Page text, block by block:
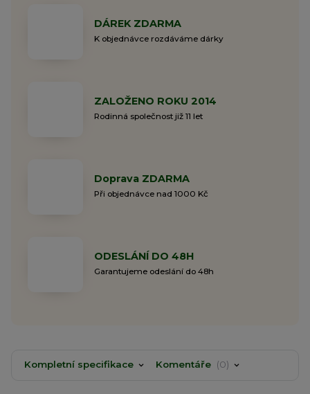
DÁREK ZDARMA
K objednávce rozdáváme dárky
ZALOŽENO ROKU 2014
Rodinná společnost již 11 let
Doprava ZDARMA
Při objednávce nad 1000 Kč
ODESLÁNÍ DO 48H
Garantujeme odeslání do 48h
Kompletní specifikace Komentáře 0